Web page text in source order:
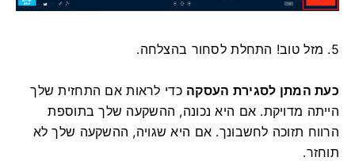
5. מזל טוב! התחלת לסחור בהצלחה.
כעת המתן לסגירת העסקה כדי לראות אם התחזית שלך
הייתה מדויקת. אם היא נכונה, ההשקעה שלך בתוספת
הרווח תזוכה לחשבונך. אם היא שגויה, ההשקעה שלך לא
תוחזר.